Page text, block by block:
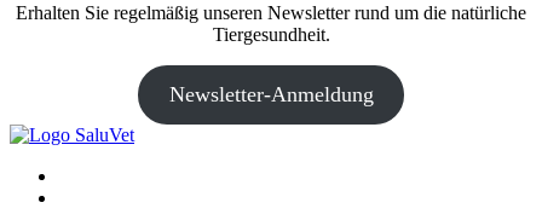
Erhalten Sie regelmäßig unseren Newsletter rund um die natürliche
Tiergesundheit.
Newsletter-Anmeldung